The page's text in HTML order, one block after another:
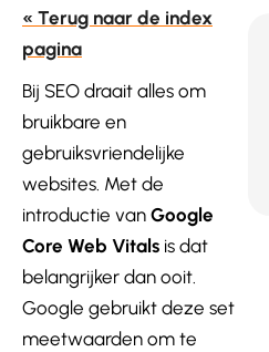
« Terug naar de index
pagina
Bij SEO draait alles om
bruikbare en
gebruiksvriendelijke
websites. Met de
introductie van Google
Core Web Vitals is dat
belangrijker dan ooit.
Google gebruikt deze set
meetwaarden om te